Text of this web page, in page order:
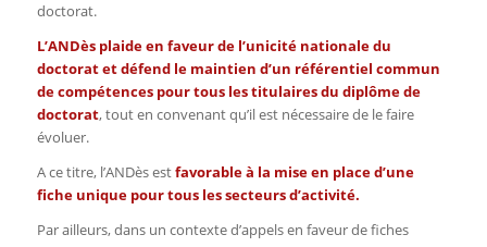
doctorat.
L’ANDès plaide en faveur de l’unicité nationale du
doctorat et défend le maintien d’un référentiel commun
de compétences pour tous les titulaires du diplôme de
doctorat, tout en convenant qu’il est nécessaire de le faire
évoluer.
A ce titre, l’ANDès estfavorable à la mise en place d’une
fiche unique pour tous les secteurs d’activité.
Par ailleurs, dans un contexte d’appels en faveur de fiches